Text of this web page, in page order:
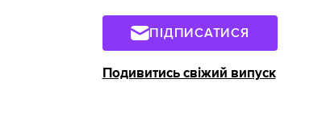
ПІДПИСАТИСЯ
Подивитись свіжий випуск